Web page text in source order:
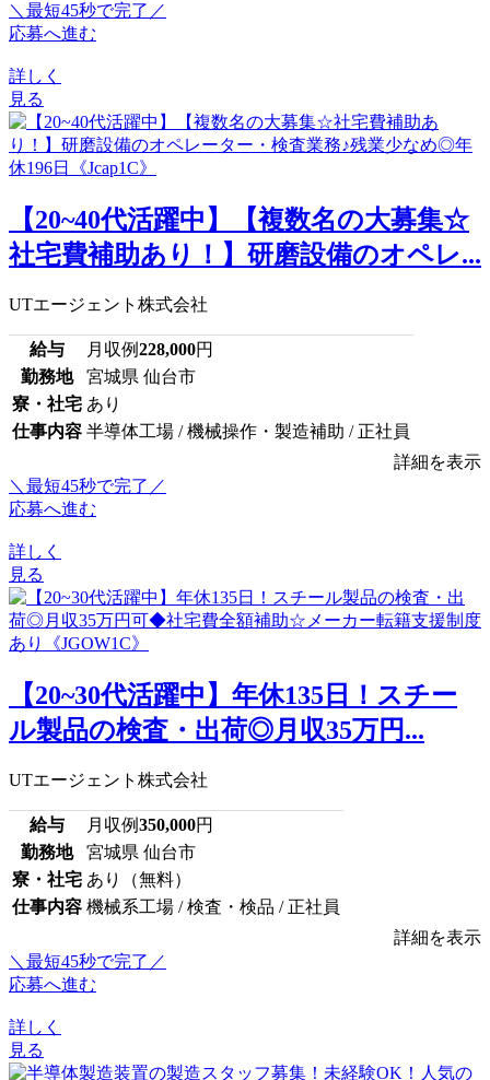
＼最短45秒で完了／
応募へ進む
詳しく
見る
【20~40代活躍中】【複数名の大募集☆
社宅費補助あり！】研磨設備のオペレ...
UTエージェント株式会社
給与 月収例228,000円
勤務地
宮城県 仙台市
寮・社宅 あり
仕事内容 半導体工場 / 機械操作・製造補助 / 正社員
詳細を表示
＼最短45秒で完了／
応募へ進む
詳しく
見る
【20~30代活躍中】年休135日！スチー
ル製品の検査・出荷◎月収35万円...
UTエージェント株式会社
給与 月収例350,000円
勤務地
宮城県 仙台市
寮・社宅 あり（無料）
仕事内容 機械系工場 / 検査・検品 / 正社員
詳細を表示
＼最短45秒で完了／
応募へ進む
詳しく
見る